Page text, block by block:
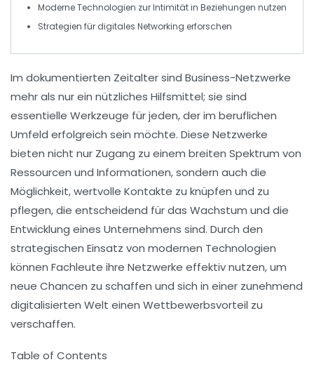
ModerneTechnologien zur Intimität in Beziehungen nutzen
Strategien für digitales Networking erforschen
Im dokumentierten Zeitalter sind Business-Netzwerke
mehr als nur ein nützliches Hilfsmittel; sie sind
essentielle Werkzeuge für jeden, der im beruflichen
Umfeld erfolgreich sein möchte. Diese Netzwerke
bieten nicht nur Zugang zu einem breiten Spektrum von
Ressourcen und Informationen, sondern auch die
Möglichkeit,wertvolle Kontakte zu knüpfen und zu
pflegen, die entscheidend für das Wachstum und die
Entwicklung eines Unternehmens sind. Durch den
strategischen Einsatz von modernen Technologien
können Fachleute ihre Netzwerke effektiv nutzen, um
neue Chancen zu schaffen und sich in einer zunehmend
digitalisierten Welt einen Wettbewerbsvorteil zu
verschaffen.
Table of Contents